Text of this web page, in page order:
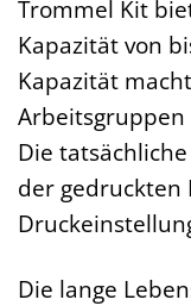
Trommel Kit
Kapazität von
Kapazität
Die
der gedruckten
Die lange